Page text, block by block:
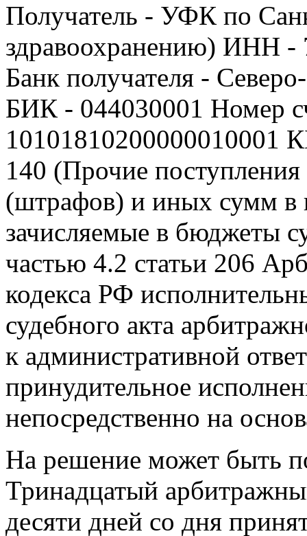
Получатель - УФК по
здравоохранению) ИНН
Банк получателя -
БИК - 044030001 Номер
10101810200000010001
140 (Прочие
(штрафов) и иных сумм в
зачисляемые в бюджеты
частью 4.2 статьи 206
кодекса РФ
судебного акта
к административной
принудительное
непосредственно на
На решение может быть
Тринадцатый
десяти дней со дня